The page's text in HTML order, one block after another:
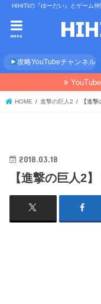
HIHITIの『ゆーだい』とゲーム
menu
攻略YouTubeチャンネル
HOME 進撃の巨人2 【進
2018.03.18
【進撃の巨人2